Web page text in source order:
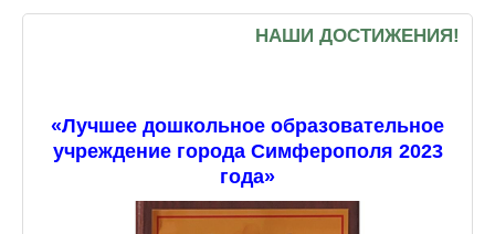
НАШИ ДОСТИЖЕНИЯ!
«Лучшее дошкольное образовательное
учреждение города Симферополя 2023
года»